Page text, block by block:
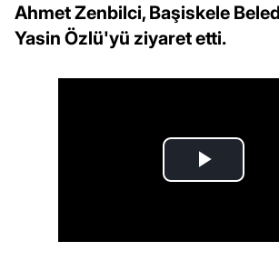
Ahmet Zenbilci, Başiskele
Yasin Özlü'yü ziyaret etti.